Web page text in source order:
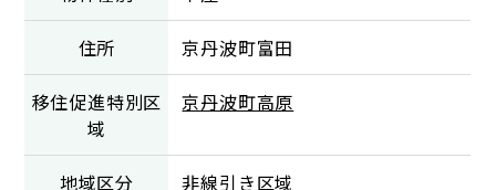
住所 京丹波町富田
移住促進特別区
域
京丹波町高原
地域区分 非線引き区域